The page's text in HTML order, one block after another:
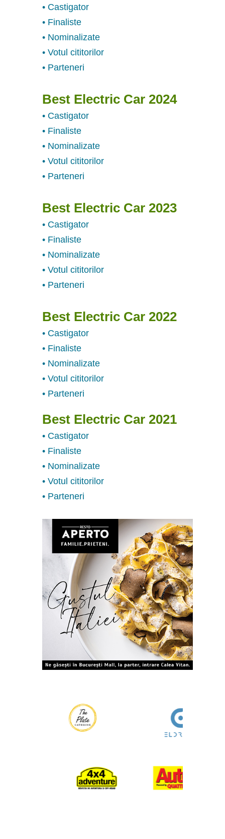
• Castigator
• Finaliste
• Nominalizate
• Votul cititorilor
• Parteneri
Best Electric Car 2024
• Castigator
• Finaliste
• Nominalizate
• Votul cititorilor
• Parteneri
Best Electric Car 2023
• Castigator
• Finaliste
• Nominalizate
• Votul cititorilor
• Parteneri
Best Electric Car 2022
• Castigator
• Finaliste
• Nominalizate
• Votul cititorilor
• Parteneri
Best Electric Car 2021
• Castigator
• Finaliste
• Nominalizate
• Votul cititorilor
• Parteneri